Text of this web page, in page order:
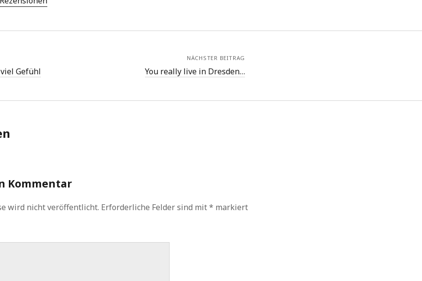
Gefühl
NÄCHSTER BEITRAG
You really live in Dresden…
Kommentar
wird nicht veröffentlicht. Erforderliche Felder sind mit* markiert